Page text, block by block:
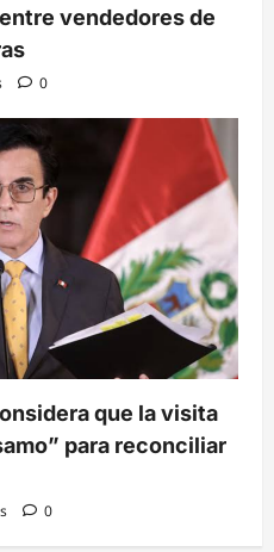
vendedores de
0
que la visita
para reconciliar
0